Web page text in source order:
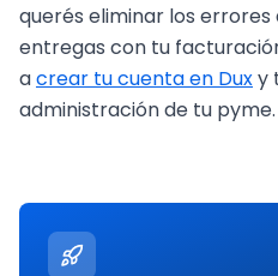
querés eliminar los
entregas con tu
acrear tu cuenta en Duxy
administración de tu pyme.